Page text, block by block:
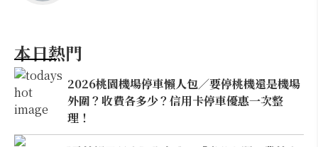
本日熱門
2026桃園機場停車懶人包／要停桃機還是機場
外圍？收費各多少？信用卡停車優惠一次整
理！